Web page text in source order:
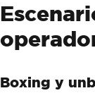
Boxing y